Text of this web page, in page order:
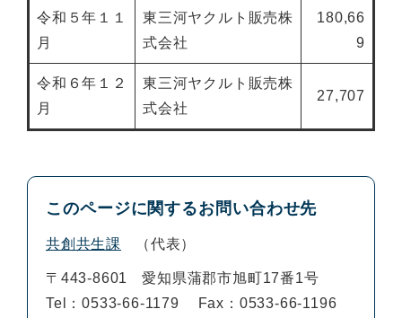
令和５年１１
月
東三河ヤクルト販売株
式会社
180,66
9
令和６年１２
月
東三河ヤクルト販売株
式会社
27,707
このページに関するお問い合わせ先
共創共生課 代表
〒443-8601
愛知県蒲郡市旭町17番1号
Tel：0533-66-1179
Fax：0533-66-1196